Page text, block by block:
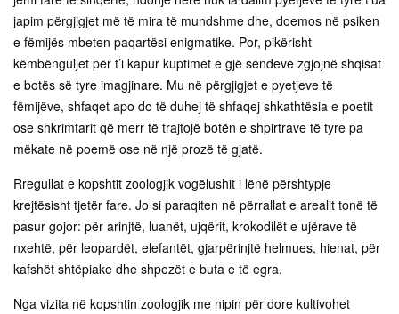
japim përgjigjet më të mira të mundshme dhe, doemos në psiken
e fëmijës mbeten paqartësi enigmatike. Por, pikërisht
këmbënguljet për t’i kapur kuptimet e gjë sendeve zgjojnë shqisat
e botës së tyre imagjinare. Mu në përgjigjet e pyetjeve të
fëmijëve, shfaqet apo do të duhej të shfaqej shkathtësia e poetit
ose shkrimtarit që merr të trajtojë botën e shpirtrave të tyre pa
mëkate në poemë ose në një prozë të gjatë.
Rregullat e kopshtit zoologjik vogëlushit i lënë përshtypje
krejtësisht tjetër fare. Jo si paraqiten në përrallat e arealit tonë të
pasur gojor: për arinjtë, luanët, ujqërit, krokodilët e ujërave të
nxehtë, për leopardët, elefantët, gjarpërinjtë helmues, hienat, për
kafshët shtëpiake dhe shpezët e buta e të egra.
Nga vizita në kopshtin zoologjik me nipin për dore kultivohet